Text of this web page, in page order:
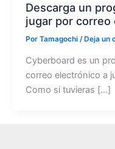
Descarga un
jugar por
Por Tamagochi / Deja un
Cyberboard es un
correo electrónico a
Como si tuvieras […]